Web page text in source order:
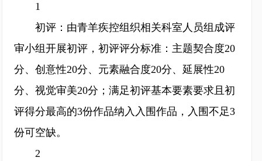
1
初评：由青羊疾控组织相关科室人员组成评
审小组开展初评，初评评分标准：主题契合度20
分、创意性20分、元素融合度20分、延展性20
分、视觉审美20分；满足初评基本要素要求且初
评得分最高的3份作品纳入入围作品，入围不足3
份可空缺。
2